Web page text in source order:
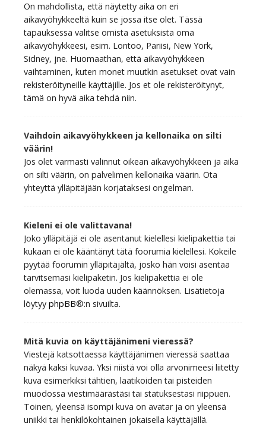
On mahdollista, että näytetty aika on eri
aikavyöhykkeeltä kuin se jossa itse olet. Tässä
tapauksessa valitse omista asetuksista oma
aikavyöhykkeesi, esim. Lontoo, Pariisi, New York,
Sidney, jne. Huomaathan, että aikavyöhykkeen
vaihtaminen, kuten monet muutkin asetukset ovat vain
rekisteröityneille käyttäjille. Jos et ole rekisteröitynyt,
tämä on hyvä aika tehdä niin.
Vaihdoin aikavyöhykkeen ja kellonaika on silti
väärin!
Jos olet varmasti valinnut oikean aikavyöhykkeen ja aika
on silti väärin, on palvelimen kellonaika väärin. Ota
yhteyttä ylläpitäjään korjataksesi ongelman.
Kieleni ei ole valittavana!
Joko ylläpitäjä ei ole asentanut kielellesi kielipakettia tai
kukaan ei ole kääntänyt tätä foorumia kielellesi. Kokeile
pyytää foorumin ylläpitäjältä, josko hän voisi asentaa
tarvitsemasi kielipaketin. Jos kielipakettia ei ole
olemassa, voit luoda uuden käännöksen. Lisätietoja
löytyy phpBB®:n sivuilta.
Mitä kuvia on käyttäjänimeni vieressä?
Viestejä katsottaessa käyttäjänimen vieressä saattaa
näkyä kaksi kuvaa. Yksi niistä voi olla arvonimeesi liitetty
kuva esimerkiksi tähtien, laatikoiden tai pisteiden
muodossa viestimäärästäsi tai statuksestasi riippuen.
Toinen, yleensä isompi kuva on avatar ja on yleensä
uniikki tai henkilökohtainen jokaisella käyttäjällä.